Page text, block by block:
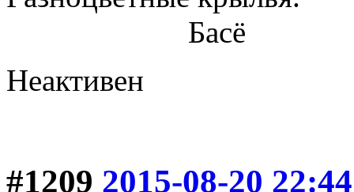
Басё
Неактивен
#1209 2015-08-20